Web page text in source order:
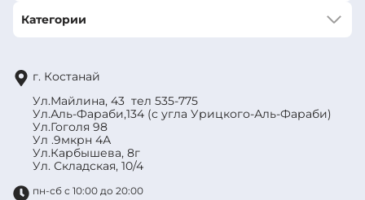
Категории
г. Костанай
Ул.Майлина, 43 тел 535-775
Ул.Аль-Фараби,134 (с угла Урицкого-Аль-Фараби)
Ул.Гоголя 98
Ул .9мкрн 4А
Ул.Карбышева, 8г
Ул. Складская, 10/4
пн-сб с 10:00 до 20:00